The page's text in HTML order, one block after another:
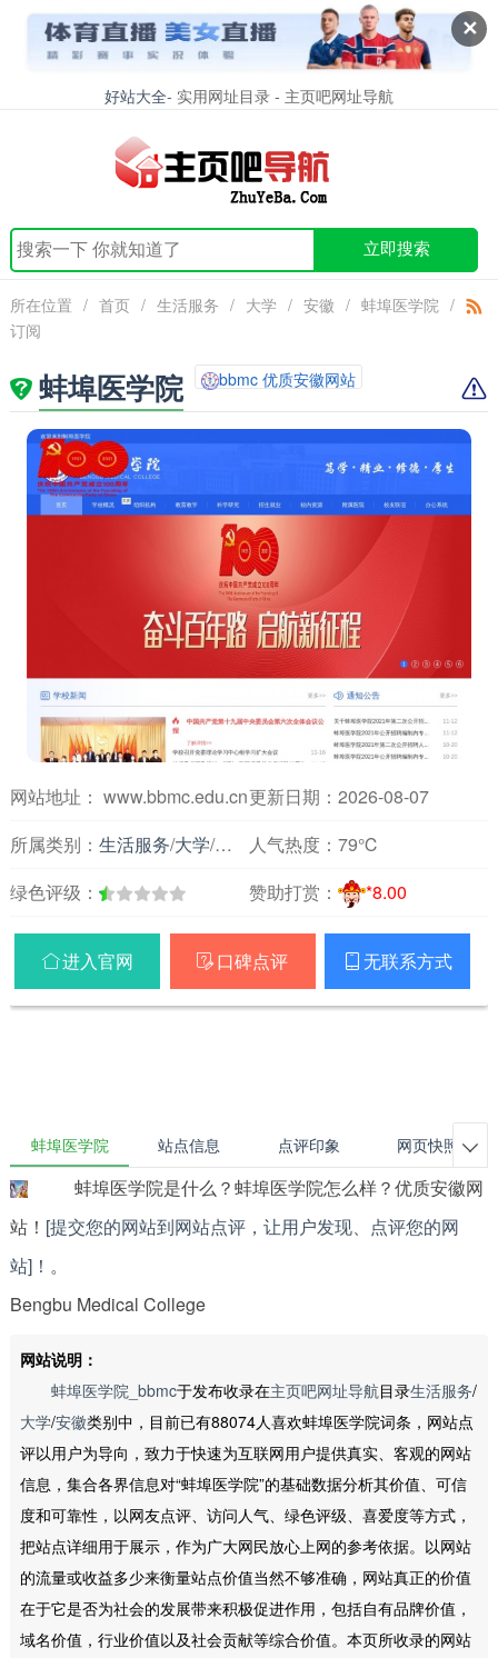
✕
好站大全- 实用网址目录 - 主页吧网址导航
立即搜索
所在位置 / 首页 / 生活服务 / 大学 / 安徽 / 蚌埠医学院 /
订阅
蚌埠医学院 bbmc 优质安徽网站
网站地址： www.bbmc.edu.cn更新日期：2026-08-07
所属类别： 生活服务/大学/安徽 人气热度： 79℃
绿色评级：
赞助打赏： *8.00
进入官网  口碑点评  无联系方式
蚌埠医学院 站点信息 点评印象 网页快照 
蚌埠医学院是什么？蚌埠医学院怎么样？优质安徽网
站！ [提交您的网站到网站点评，让用户发现、点评您的网
站]！ 。
Bengbu Medical College
网站说明：
蚌埠医学院_bbmc于发布收录在主页吧网址导航目录生活服务/
大学/安徽类别中，目前已有88074人喜欢蚌埠医学院词条，网站点
评以用户为导向，致力于快速为互联网用户提供真实、客观的网站
信息，集合各界信息对“蚌埠医学院”的基础数据分析其价值、可信
度和可靠性，以网友点评、访问人气、绿色评级、喜爱度等方式，
把站点详细用于展示，作为广大网民放心上网的参考依据。以网站
的流量或收益多少来衡量站点价值当然不够准确，网站真正的价值
在于它是否为社会的发展带来积极促进作用，包括自有品牌价值，
域名价值，行业价值以及社会贡献等综合价值。本页所收录的网站